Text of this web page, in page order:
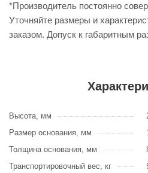
*Производитель постоянно
Уточняйте размеры и
заказом. Допуск к габаритным
Высота, мм
Размер основания, мм
Толщина основания, мм
Транспортировочный вес, кг